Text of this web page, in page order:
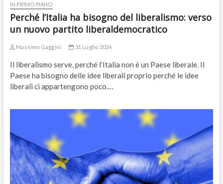
IN PRIMO PIANO
Perché l’Italia ha bisogno del liberalismo: verso
un nuovo partito liberaldemocratico
Massimo Gaggini 31 Luglio 2024
Il liberalismo serve, perché l’Italia non è un Paese liberale. Il
Paese ha bisogno delle idee liberali proprio perché le idee
liberali ci appartengono poco.…